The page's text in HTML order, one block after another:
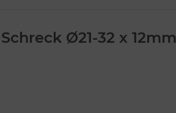
Ø21-32 x 12mm